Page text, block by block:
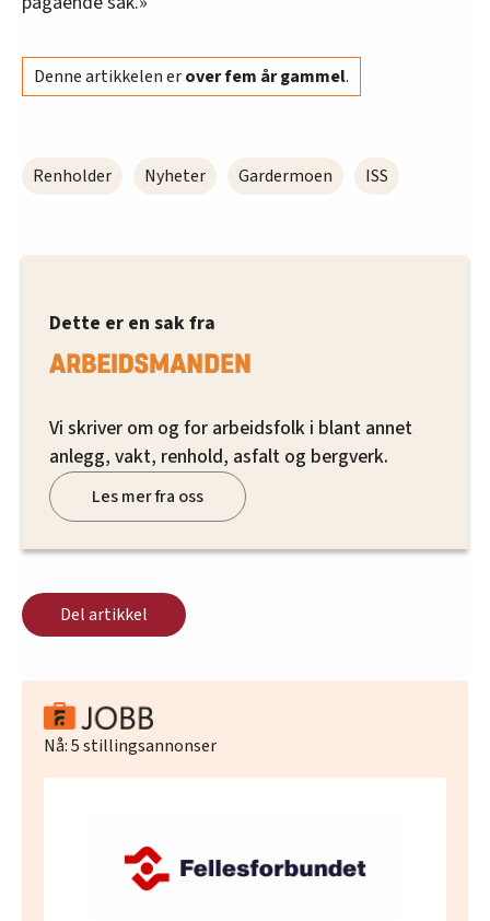
Denne artikkelen erover fem år gammel.
Renholder Nyheter Gardermoen ISS
Dette er en sak fra
Vi skriver om og for arbeidsfolk i blant annet
anlegg, vakt, renhold, asfalt og bergverk.
Les mer fra oss
Del artikkel
Nå:5stillingsannonser